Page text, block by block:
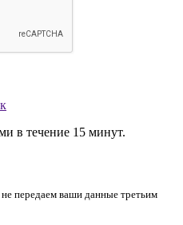
в течение 15 минут.
передаем ваши данные третьим